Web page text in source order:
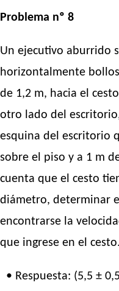
Problema nº 8
Un ejecutivo aburrido
horizontalmente
de 1,2 m, hacia el
otro lado del
esquina del escritorio
sobre el piso y a 1 m
cuenta que el cesto
diámetro, determinar
encontrarse la
que ingrese en el cesto.
• Respuesta: (5,5 ±